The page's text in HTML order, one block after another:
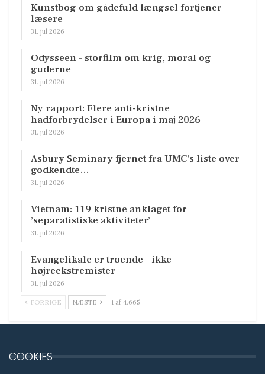
Kunstbog om gådefuld længsel fortjener
læsere
31. jul 2026
Odysseen – storfilm om krig, moral og
guderne
31. jul 2026
Ny rapport: Flere anti-kristne
hadforbrydelser i Europa i maj 2026
31. jul 2026
Asbury Seminary fjernet fra UMC’s liste over
godkendte…
31. jul 2026
Vietnam: 119 kristne anklaget for
’separatistiske aktiviteter’
31. jul 2026
Evangelikale er troende – ikke
højreekstremister
31. jul 2026
FORRIGE NÆSTE 1 af 4.665
COOKIES